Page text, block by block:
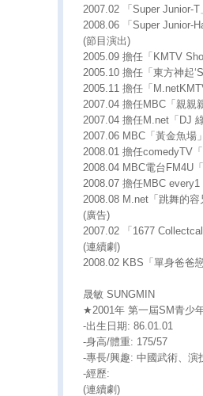
2007.02 「Super Junior-T
2008.06 「Super Junior-
(節目演出)
2005.09 擔任「KMTV
2005.10 擔任「東方神起
2005.11 擔任「
2007.04 擔任MBC「親親
2007.04 擔任M.net「DJ
2007.06 MBC「黃金魚場
2008.01 擔任comedyTV
2008.04 MBC電台FM4U
2008.07 擔任MBC
2008.08 M.net「跳舞的容
(廣告)
2007.02 「1677
(連續劇)
2008.02 KBS「單身爸爸
晟敏 SUNGMIN
★2001年 第一屆SM青少
-出生日期: 86.01.01
-身高/體重: 175/57
-專長/興趣: 中國武術、演
-經歷:
(連續劇)